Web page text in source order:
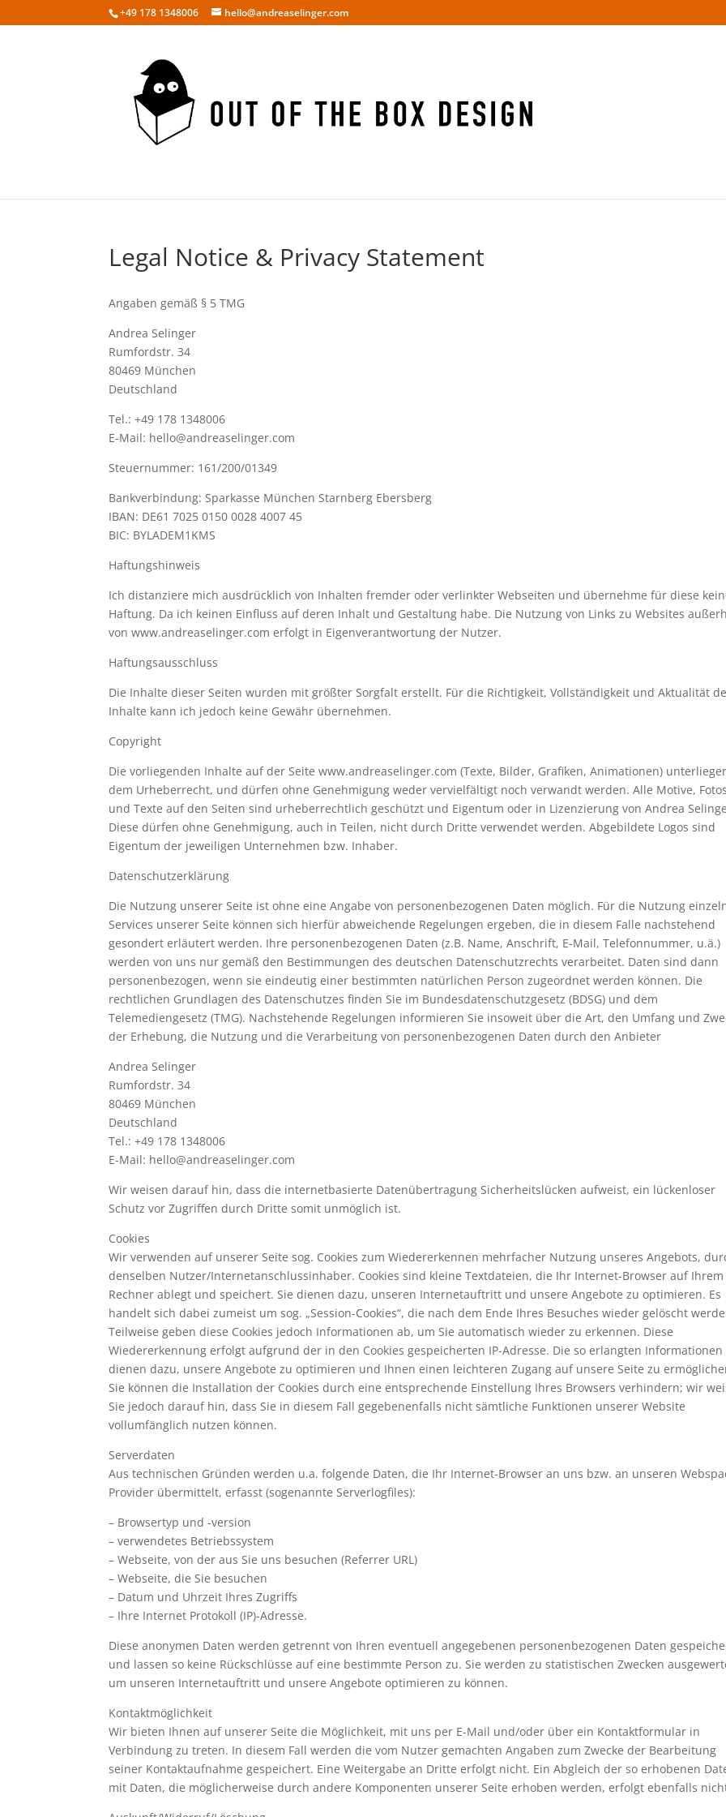
+49 178 1348006 hello@andreaselinger.com
Legal Notice & Privacy Statement
Angaben gemäß § 5 TMG
Andrea Selinger
Rumfordstr. 34
80469 München
Deutschland
Tel.: +49 178 1348006
E-Mail: hello@andreaselinger.com
Steuernummer: 161/200/01349
Bankverbindung: Sparkasse München Starnberg Ebersberg
IBAN: DE61 7025 0150 0028 4007 45
BIC: BYLADEM1KMS
Haftungshinweis
Ich distanziere mich ausdrücklich von Inhalten fremder oder verlinkter Webseiten und übernehme für diese
Haftung. Da ich keinen Einfluss auf deren Inhalt und Gestaltung habe. Die Nutzung von Links zu Websites
von www.andreaselinger.com erfolgt in Eigenverantwortung der Nutzer.
Haftungsausschluss
Die Inhalte dieser Seiten wurden mit größter Sorgfalt erstellt. Für die Richtigkeit, Vollständigkeit und Aktualität
Inhalte kann ich jedoch keine Gewähr übernehmen.
Copyright
Die vorliegenden Inhalte auf der Seite www.andreaselinger.com (Texte, Bilder, Grafiken, Animationen)
dem Urheberrecht, und dürfen ohne Genehmigung weder vervielfältigt noch verwandt werden. Alle Motive, Fotos
und Texte auf den Seiten sind urheberrechtlich geschützt und Eigentum oder in Lizenzierung von Andrea
Diese dürfen ohne Genehmigung, auch in Teilen, nicht durch Dritte verwendet werden. Abgebildete Logos sind
Eigentum der jeweiligen Unternehmen bzw. Inhaber.
Datenschutzerklärung
Die Nutzung unserer Seite ist ohne eine Angabe von personenbezogenen Daten möglich. Für die Nutzung
Services unserer Seite können sich hierfür abweichende Regelungen ergeben, die in diesem Falle nachstehend
gesondert erläutert werden. Ihre personenbezogenen Daten (z.B. Name, Anschrift, E-Mail, Telefonnummer, u.ä.)
werden von uns nur gemäß den Bestimmungen des deutschen Datenschutzrechts verarbeitet. Daten sind dann
personenbezogen, wenn sie eindeutig einer bestimmten natürlichen Person zugeordnet werden können. Die
rechtlichen Grundlagen des Datenschutzes finden Sie im Bundesdatenschutzgesetz (BDSG) und dem
Telemediengesetz (TMG). Nachstehende Regelungen informieren Sie insoweit über die Art, den Umfang und
der Erhebung, die Nutzung und die Verarbeitung von personenbezogenen Daten durch den Anbieter
Andrea Selinger
Rumfordstr. 34
80469 München
Deutschland
Tel.: +49 178 1348006
E-Mail: hello@andreaselinger.com
Wir weisen darauf hin, dass die internetbasierte Datenübertragung Sicherheitslücken aufweist, ein lückenloser
Schutz vor Zugriffen durch Dritte somit unmöglich ist.
Cookies
Wir verwenden auf unserer Seite sog. Cookies zum Wiedererkennen mehrfacher Nutzung unseres Angebots,
denselben Nutzer/Internetanschlussinhaber. Cookies sind kleine Textdateien, die Ihr Internet-Browser auf Ihrem
Rechner ablegt und speichert. Sie dienen dazu, unseren Internetauftritt und unsere Angebote zu optimieren. Es
handelt sich dabei zumeist um sog. „Session-Cookies“, die nach dem Ende Ihres Besuches wieder gelöscht
Teilweise geben diese Cookies jedoch Informationen ab, um Sie automatisch wieder zu erkennen. Diese
Wiedererkennung erfolgt aufgrund der in den Cookies gespeicherten IP-Adresse. Die so erlangten Informationen
dienen dazu, unsere Angebote zu optimieren und Ihnen einen leichteren Zugang auf unsere Seite zu
Sie können die Installation der Cookies durch eine entsprechende Einstellung Ihres Browsers verhindern; wir
Sie jedoch darauf hin, dass Sie in diesem Fall gegebenenfalls nicht sämtliche Funktionen unserer Website
vollumfänglich nutzen können.
Serverdaten
Aus technischen Gründen werden u.a. folgende Daten, die Ihr Internet-Browser an uns bzw. an unseren
Provider übermittelt, erfasst (sogenannte Serverlogfiles):
– Browsertyp und -version
– verwendetes Betriebssystem
– Webseite, von der aus Sie uns besuchen (Referrer URL)
– Webseite, die Sie besuchen
– Datum und Uhrzeit Ihres Zugriffs
– Ihre Internet Protokoll (IP)-Adresse.
Diese anonymen Daten werden getrennt von Ihren eventuell angegebenen personenbezogenen Daten
und lassen so keine Rückschlüsse auf eine bestimmte Person zu. Sie werden zu statistischen Zwecken
um unseren Internetauftritt und unsere Angebote optimieren zu können.
Kontaktmöglichkeit
Wir bieten Ihnen auf unserer Seite die Möglichkeit, mit uns per E-Mail und/oder über ein Kontaktformular in
Verbindung zu treten. In diesem Fall werden die vom Nutzer gemachten Angaben zum Zwecke der Bearbeitung
seiner Kontaktaufnahme gespeichert. Eine Weitergabe an Dritte erfolgt nicht. Ein Abgleich der so erhobenen
mit Daten, die möglicherweise durch andere Komponenten unserer Seite erhoben werden, erfolgt ebenfalls